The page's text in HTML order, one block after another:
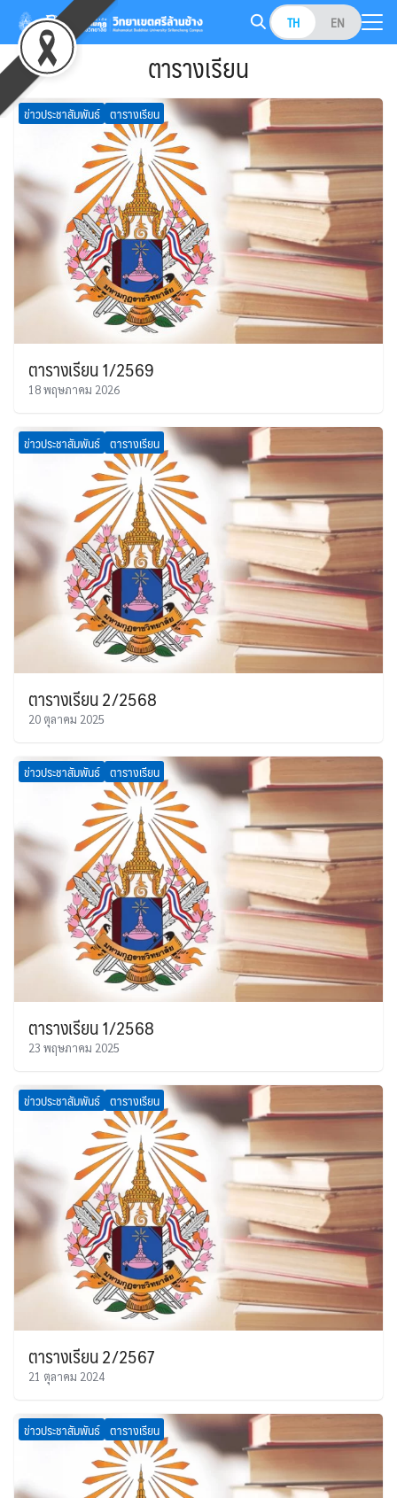
Skip
content
TH EN
Search
for: ตารางเรียน
ข่าวประชาสัมพันธ์ ตารางเรียน
ตารางเรียน 1/2569
18 พฤษภาคม 2026
ข่าวประชาสัมพันธ์ ตารางเรียน
ตารางเรียน 2/2568
20 ตุลาคม 2025
ข่าวประชาสัมพันธ์ ตารางเรียน
ตารางเรียน 1/2568
23 พฤษภาคม 2025
ข่าวประชาสัมพันธ์ ตารางเรียน
ตารางเรียน 2/2567
21 ตุลาคม 2024
ข่าวประชาสัมพันธ์ ตารางเรียน